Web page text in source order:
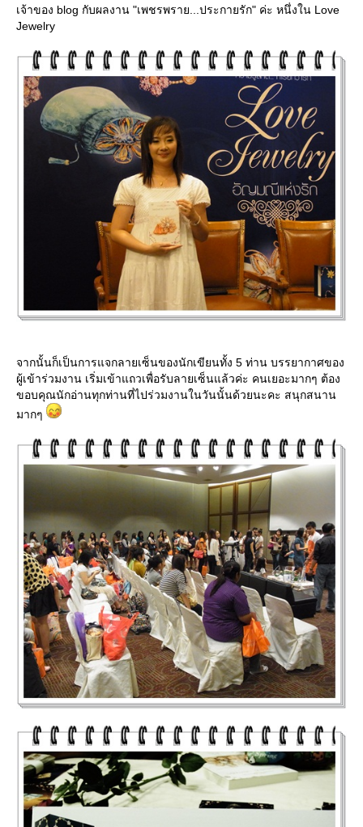
เจ้าของ blog กับผลงาน "เพชรพราย...ประกายรัก" ค่ะ หนึ่งใน Love
Jewelry
จากนั้นก็เป็นการแจกลายเซ็นของนักเขียนทั้ง 5 ท่าน บรรยากาศของ
ผู้เข้าร่วมงาน เริ่มเข้าแถวเพื่อรับลายเซ็นแล้วค่ะ คนเยอะมากๆ ต้อง
ขอบคุณนักอ่านทุกท่านที่ไปร่วมงานในวันนั้นด้วยนะคะ สนุกสนาน
มากๆ